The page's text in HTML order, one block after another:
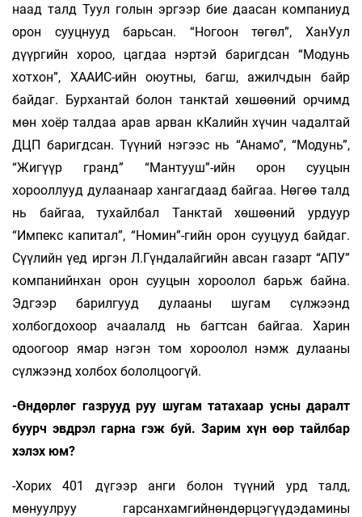
наад талд Туул голын эргээр бие даасан компаниуд
орон сууцнууд барьсан. “Ногоон төгөл”, ХанУул
дүүргийн хороо, цагдаа нэртэй баригдсан “Модунь
хотхон”, ХААИС-ийн оюутны, багш, ажилч­дын байр
байдаг. Бурхантай болон танктай хөшөөний орчимд
мөн хоёр талдаа арав арван кКалийн хүчин чадалтай
ДЦП баригдсан. Түүний нэгээс нь “Анамо”, “Модунь”,
“Жигүүр гранд” “Ман­тууш”-ийн орон сууцын
хорооллууд ду­лаанаар хангагдаад байгаа. Нөгөө талд
нь байгаа, тухайлбал Танктай хөшөөний урдуур
“Импекс капитал”, “Номин”-гийн орон сууцууд байдаг.
Сүү­лийн үед иргэн Л.Гүндалайгийн ав­сан газарт “АПУ”
компанийнхан орон сууцын хо­роо­лол барьж байна.
Эдгээр барилгууд дулааны шугам сүл­жээнд
холбогдохоор ачаалалд нь багт­сан байгаа. Харин
одоогоор ямар нэгэн том хо­роо­лол нэмж дулааны
сүлжээнд холбох болол­цоогүй.
-Өндөрлөг газрууд руу шугам татахаар усны даралт
буурч эвдрэл гарна гэж буй. Зарим хүн өөр тайлбар
хэлэх юм?
-Хорих 401 дүгээр анги болон түүний урд талд,
мөнуулруу гарсанхамгийнөндөрцэгүүдэдамины